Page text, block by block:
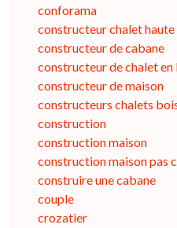
conforama
constructeur chalet haute
constructeur de cabane
constructeur de chalet
constructeur de maison
constructeurs chalets
construction
construction maison
construction maison pas
construire une cabane
couple
crozatier